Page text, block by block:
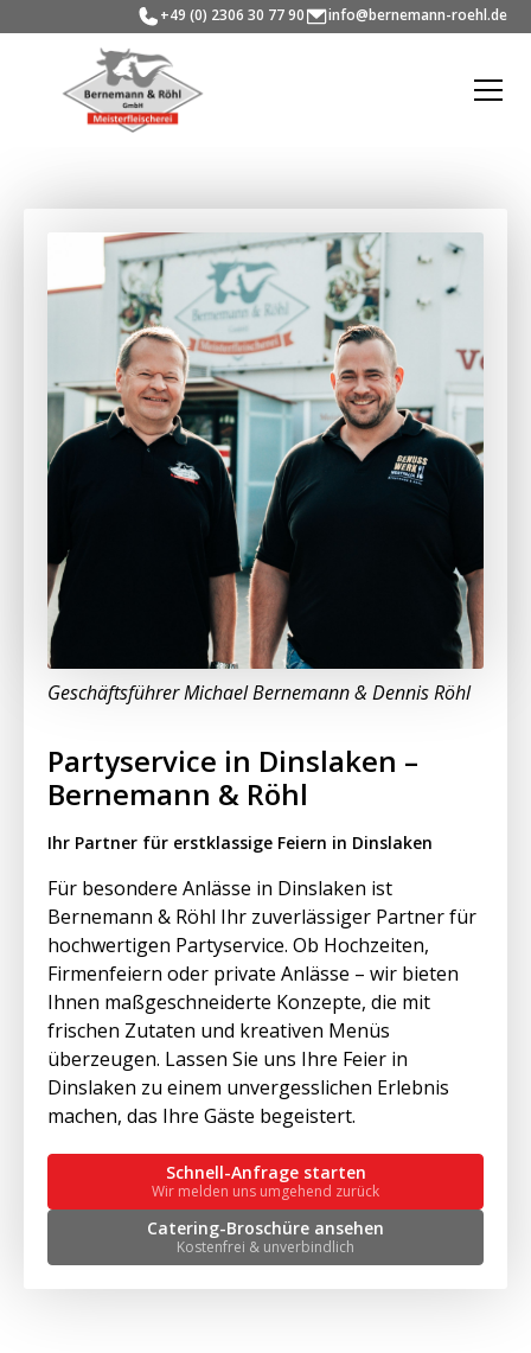
+49 (0) 2306 30 77 90 info@bernemann-roehl.de
Partyservice in Dinslaken –
Bernemann & Röhl
Ihr Partner für erstklassige Feiern in Dinslaken
Für besondere Anlässe in Dinslaken ist
Bernemann & Röhl Ihr zuverlässiger Partner für
hochwertigen Partyservice. Ob Hochzeiten,
Firmenfeiern oder private Anlässe – wir bieten
Ihnen maßgeschneiderte Konzepte, die mit
frischen Zutaten und kreativen Menüs
überzeugen. Lassen Sie uns Ihre Feier in
Dinslaken zu einem unvergesslichen Erlebnis
machen, das Ihre Gäste begeistert.
Schnell-Anfrage starten
Wir melden uns umgehend zurück
Catering-Broschüre ansehen
Kostenfrei & unverbindlich
Geschäftsführer Michael Bernemann & Dennis Röhl